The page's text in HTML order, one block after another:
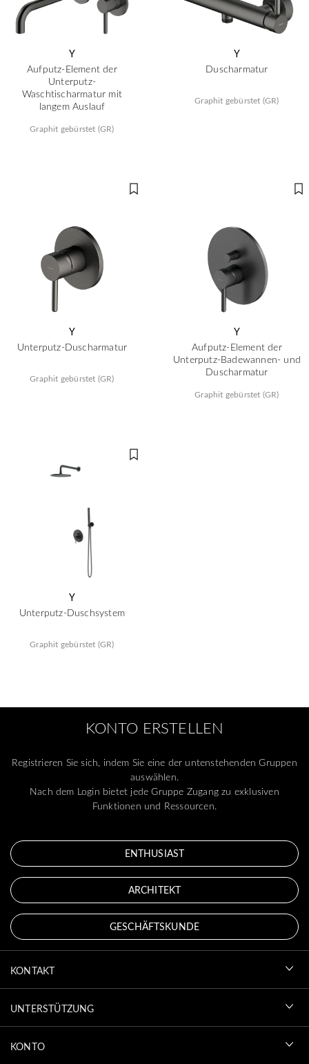
Y
Aufputz-Element der
Unterputz-
Waschtischarmatur mit
langem Auslauf
Graphit gebürstet (GR)
Y
Duscharmatur
Graphit gebürstet (GR)
Y
Unterputz-Duscharmatur
Graphit gebürstet (GR)
Y
Aufputz-Element der
Unterputz-Badewannen- und
Duscharmatur
Graphit gebürstet (GR)
Y
Unterputz-Duschsystem
Graphit gebürstet (GR)
KONTO ERSTELLEN
Registrieren Sie sich, indem Sie eine der untenstehenden Gruppen
auswählen.
Nach dem Login bietet jede Gruppe Zugang zu exklusiven
Funktionen und Ressourcen.
ENTHUSIAST
ARCHITEKT
GESCHÄFTSKUNDE
KONTAKT
UNTERSTÜTZUNG
KONTO